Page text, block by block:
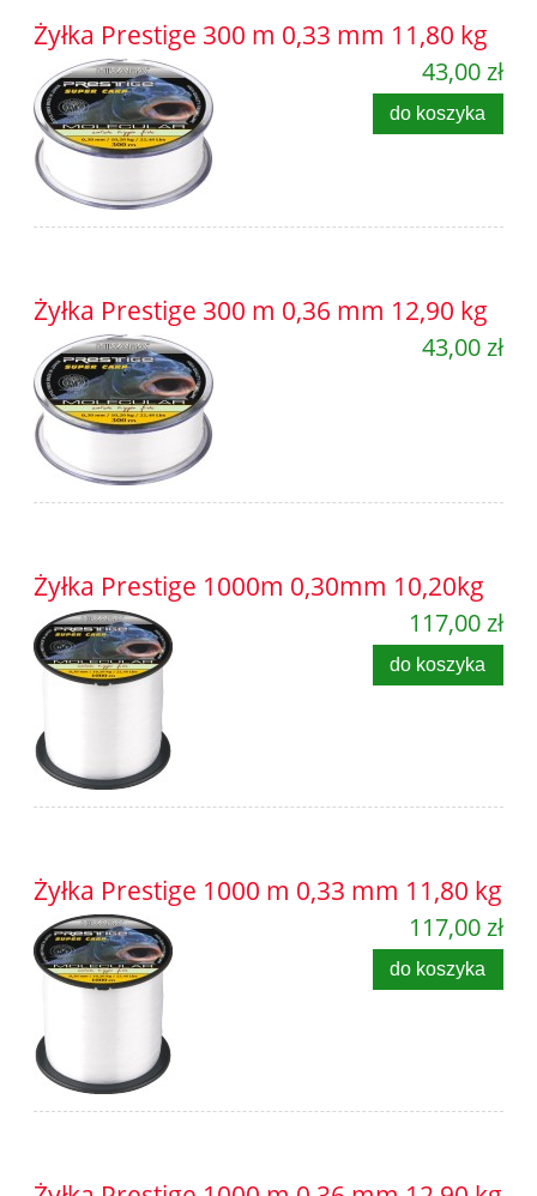
Żyłka Prestige 300 m 0,33 mm 11,80 kg
43,00 zł
do koszyka
Żyłka Prestige 300 m 0,36 mm 12,90 kg
43,00 zł
Żyłka Prestige 1000m 0,30mm 10,20kg
117,00 zł
do koszyka
Żyłka Prestige 1000 m 0,33 mm 11,80 kg
117,00 zł
do koszyka